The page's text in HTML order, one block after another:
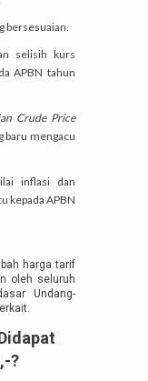
bersesuaian.
selisih kurs
APBN tahun
Crude Price
baru mengacu
inflasi dan
kepada APBN
harga tarif
oleh seluruh
Undang-
?